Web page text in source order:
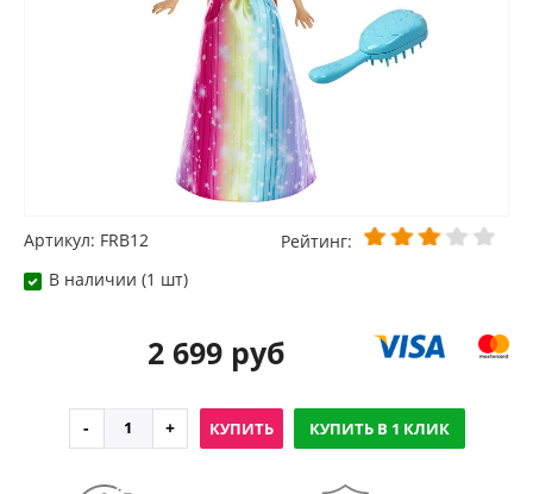
Артикул: FRB12
Рейтинг:
В наличии (1 шт)
2 699 руб
КУПИТЬ КУПИТЬ В 1 КЛИК